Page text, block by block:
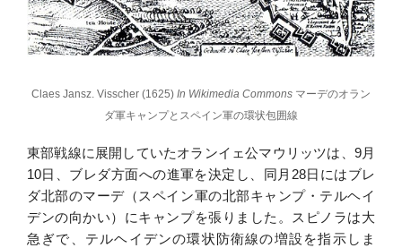
Claes Jansz. Visscher (1625) In Wikimedia Commons マーデのオラン
ダ軍キャンプとスペイン軍の環状包囲線
東部戦線に展開していたオランイェ公マウリッツは、9月
10日、ブレダ方面への進軍を決定し、同月28日にはブレ
ダ北部のマーデ（スペイン軍の北部キャンプ・テルヘイ
デンの向かい）にキャンプを張りました。スピノラは大
急ぎで、テルヘイデンの環状防衛線の増設を指示しま